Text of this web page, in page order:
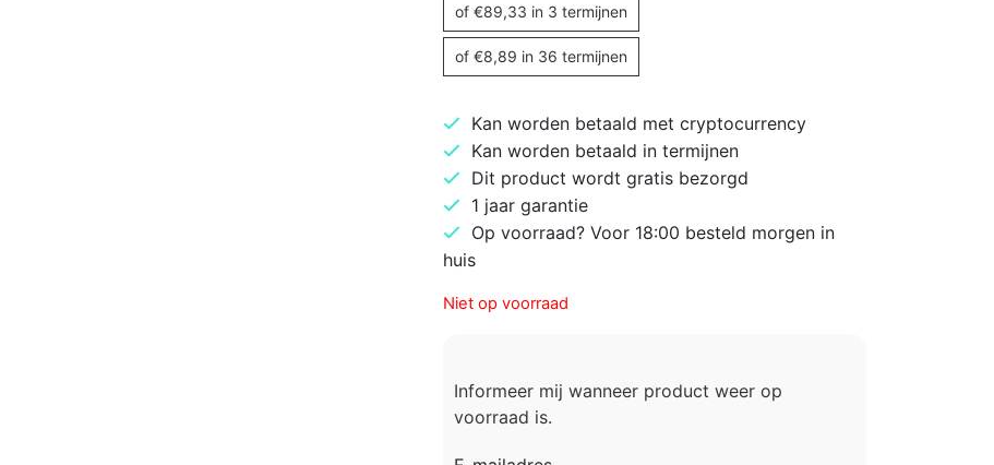
of €89,33 in 3 termijnen
of €8,89 in 36 termijnen
Kan worden betaald met cryptocurrency
Kan worden betaald in termijnen
Dit product wordt gratis bezorgd
1 jaar garantie
Op voorraad? Voor 18:00 besteld morgen in
huis
Niet op voorraad
Informeer mij wanneer product weer op
voorraad is.